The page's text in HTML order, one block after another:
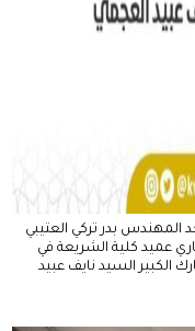
بدر تركي العتيبي
عميد كلية الشريعة في
الكبير السيد نايف عبيد